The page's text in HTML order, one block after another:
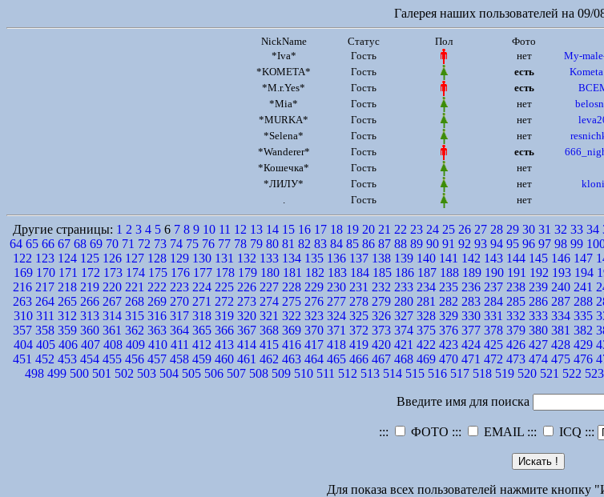
Галерея наших пользователей на 09/
NickName Статус Пол Фото
*Iva*
Гость нет My-
*KOMETA*
Гость есть
*M.r.Yes*
Гость есть
*Mia*
Гость нет
*MURKA*
Гость нет
*Selena*
Гость нет
*Wanderer*
Гость есть
*Кошечка*
Гость нет
*ЛИЛУ*
Гость нет
.
Гость нет
Другие страницы: 1 2 3 4 5 6 7 8 9 10 11 12 13 14 15 16 17 18 19 20 21 22 23 24 25 26 27 28 29 30 31 32 33 34
64 65 66 67 68 69 70 71 72 73 74 75 76 77 78 79 80 81 82 83 84 85 86 87 88 89 90 91 92 93 94 95 96 97 98 99
122 123 124 125 126 127 128 129 130 131 132 133 134 135 136 137 138 139 140 141 142 143 144 145 146 147
169 170 171 172 173 174 175 176 177 178 179 180 181 182 183 184 185 186 187 188 189 190 191 192 193 194
216 217 218 219 220 221 222 223 224 225 226 227 228 229 230 231 232 233 234 235 236 237 238 239 240 241
263 264 265 266 267 268 269 270 271 272 273 274 275 276 277 278 279 280 281 282 283 284 285 286 287 288
310 311 312 313 314 315 316 317 318 319 320 321 322 323 324 325 326 327 328 329 330 331 332 333 334 335
357 358 359 360 361 362 363 364 365 366 367 368 369 370 371 372 373 374 375 376 377 378 379 380 381 382
404 405 406 407 408 409 410 411 412 413 414 415 416 417 418 419 420 421 422 423 424 425 426 427 428 429
451 452 453 454 455 456 457 458 459 460 461 462 463 464 465 466 467 468 469 470 471 472 473 474 475 476
498 499 500 501 502 503 504 505 506 507 508 509 510 511 512 513 514 515 516 517 518 519 520 521 522 523
Введите имя для поиска
::: ФОТО ::: EMAIL ::: ICQ :::
Для показа всех пользователей нажмите кнопку